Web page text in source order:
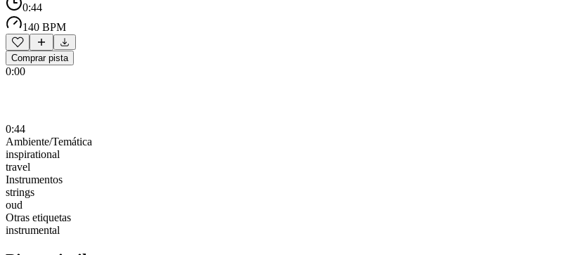
0:44
140 BPM
Comprar pista
0:00
0:44
Ambiente/Temática
inspirational
travel
Instrumentos
strings
oud
Otras etiquetas
instrumental